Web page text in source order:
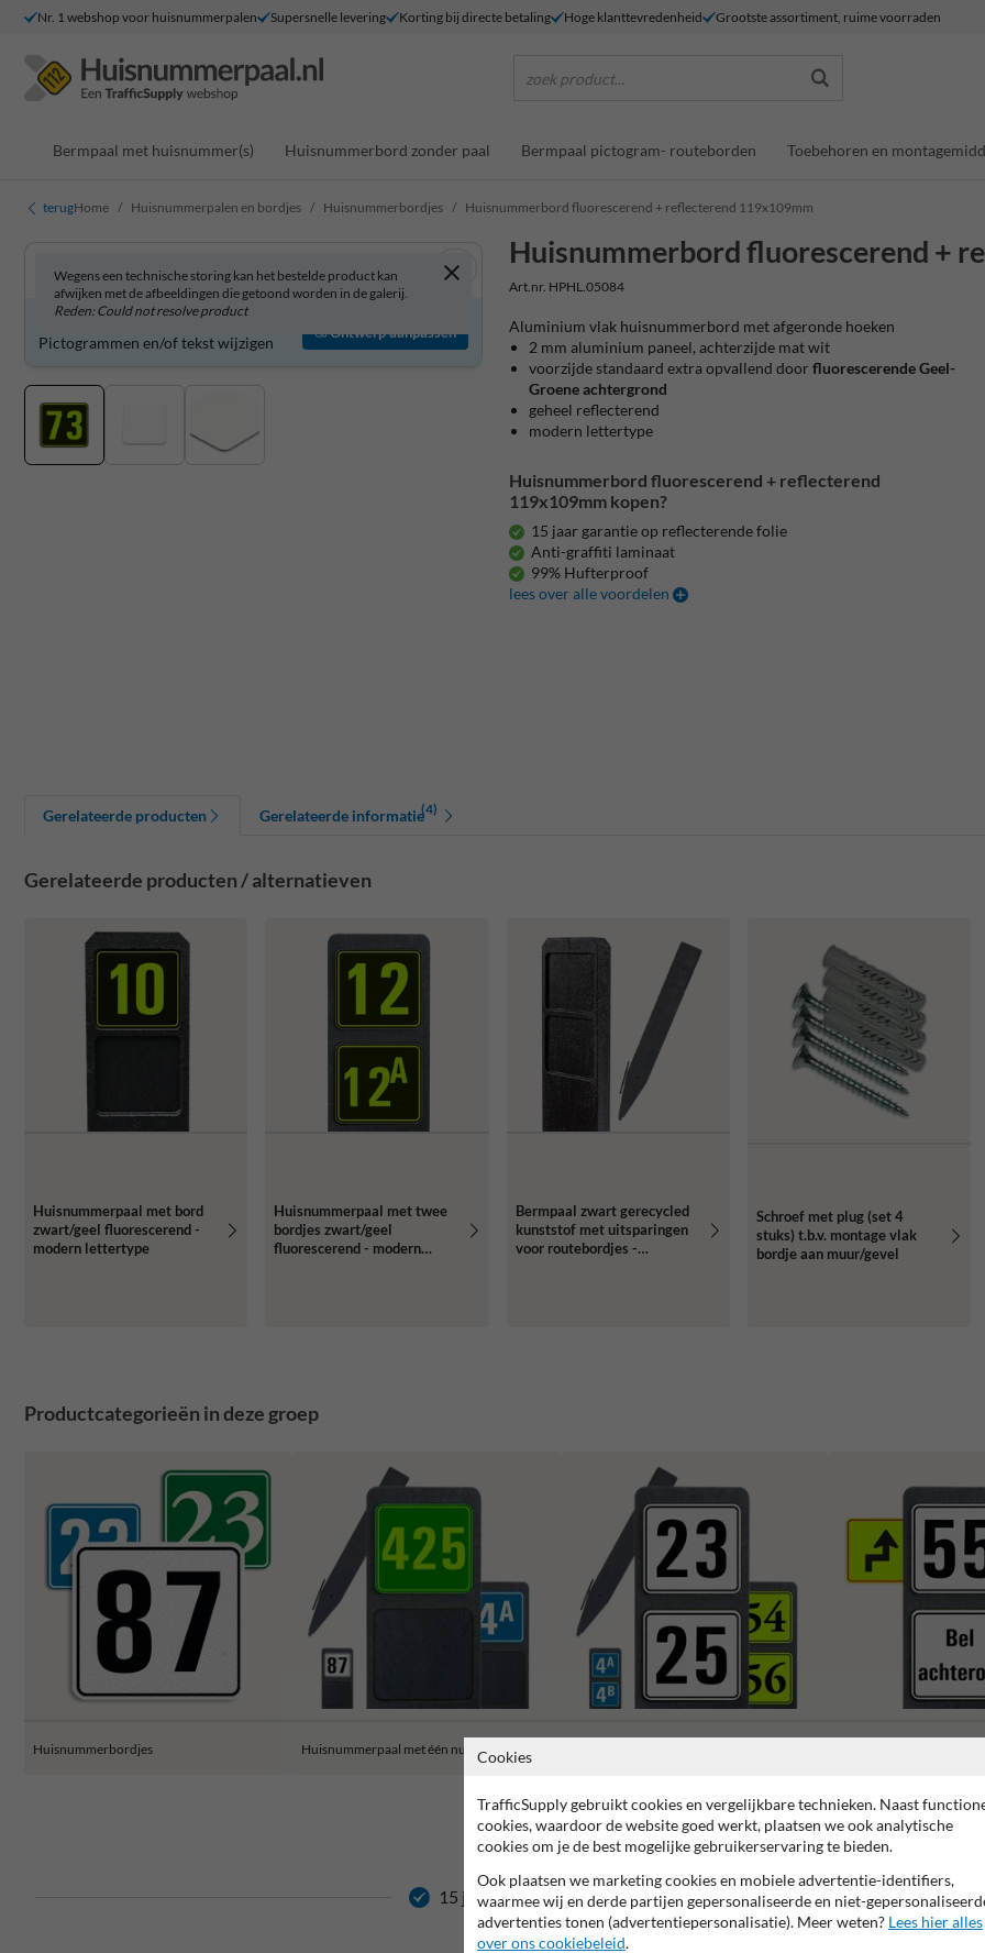
Nr. 1 webshop voor huisnummerpalen Supersnelle levering Korting bij directe betaling Hoge klanttevredenheid Grootste assortiment, ruime voorraden
zoek product...
Bermpaal met huisnummer(s) Huisnummerbord zonder paal Bermpaal pictogram- routeborden Toebehoren en
terugHome Huisnummerpalen en bordjes Huisnummerbordjes Huisnummerbord fluorescerend + reflecterend 119x109mm
Huisnummerbord fluorescerend +
Art.nr. HPHL.05084
Wegens een technische storing kan het bestelde product kan
afwijken met de afbeeldingen die getoond worden in de galerij.
Reden: Could not resolve product
Huisnummerbord zelf aanpassen?
Pictogrammen en/of tekst wijzigen
Ontwerp aanpassen
Aluminium vlak huisnummerbord met afgeronde hoeken
2 mm aluminium paneel, achterzijde mat wit
voorzijde standaard extra opvallend doorfluorescerende Geel-
Groene achtergrond
geheel reflecterend
modern lettertype
Huisnummerbord fluorescerend + reflecterend
119x109mm kopen?
15 jaar garantie op reflecterende folie
Anti-graffiti laminaat
99% Hufterproof
lees over alle voordelen
Gerelateerde producten Gerelateerde informatie(4)
Gerelateerde producten / alternatieven
Huisnummerpaal met bord
zwart/geel fluorescerend -
modern lettertype
Huisnummerpaal met twee
bordjes zwart/geel
fluorescerend - modern
Bermpaal zwart gerecycled
kunststof met uitsparingen
voor routebordjes -
Schroef met plug (set 4
stuks) t.b.v. montage vlak
bordje aan muur/gevel
Productcategorieën in deze groep
Huisnummerbordjes Huisnummerpaal met één nummer
15 jaar garantie op reflecterende folie Anti-graffiti laminaat 99%
Cookies
TrafficSupply gebruikt cookies en vergelijkbare technieken. Naast
cookies, waardoor de website goed werkt, plaatsen we ook analytische
cookies om je de best mogelijke gebruikerservaring te bieden.
Ook plaatsen we marketing cookies en mobiele advertentie-identifiers,
waarmee wij en derde partijen gepersonaliseerde en niet-
advertenties tonen (advertentiepersonalisatie). Meer weten? Lees hier alles
over ons cookiebeleid.